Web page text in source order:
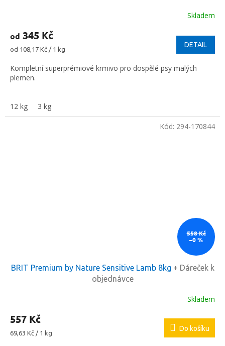
Skladem
od 345 Kč
Měrná
od 108,17 Kč / 1 kg
DETAIL
Kompletní superprémiové krmivo pro dospělé psy malých
plemen.
12 kg 3 kg
558 Kč
–0 %
BRIT Premium by Nature Sensitive Lamb 8kg + Dáreček k
objednávce
Skladem
557 Kč
Měrná
69,63 Kč / 1 kg
Do košíku
Kód: 294-170844